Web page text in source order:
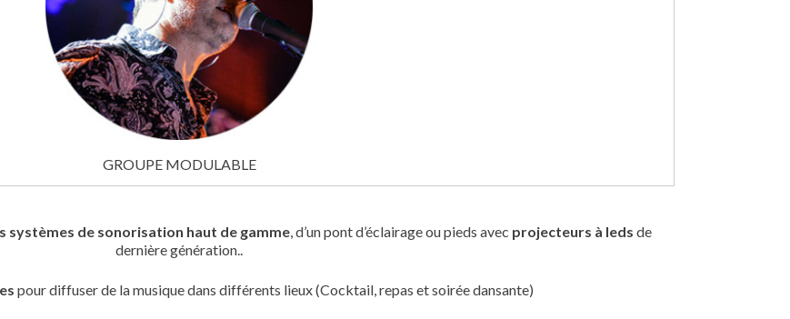
GROUPE MODULABLE
systèmes de sonorisation haut de gamme, d’un pont d’éclairage ou pieds avec projecteurs à leds de
dernière génération..
pour diffuser de la musique dans différents lieux (Cocktail, repas et soirée dansante)